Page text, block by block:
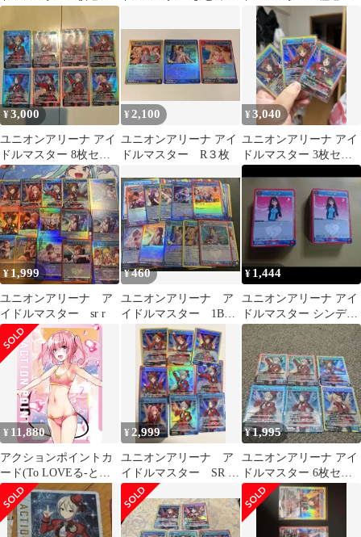
ト
¥3,000
ユニオンアリーナ アイ
ドルマスター 8枚セッ
ト
¥ 2,100
ユニオンアリーナ アイ
ドルマスター R３枚
¥3,040
ユニオンアリーナ アイ
ドルマスター 3枚セッ
ト
¥1,999
ユニオンアリーナ ア
イドルマスター sr r
¥460
ユニオンアリーナ ア
イドルマスター 1BOX
R以下まとめ売り
¥ 1,444
ユニオンアリーナ アイ
ドルマスター シンデレ
ラガールズ 開封済み2
個
¥ 11,880
アクションポイントカ
ード(To LOVEる-とら
ぶる-)(){}〈TLR-1-
AP07〉[To LOVEる-と
らぶる- Memory of
Heroines【UA45BT】]
¥ 2,999
ユニオンアリーナ ア
イドルマスター SR 9
種 セット
¥1,995
ユニオンアリーナ アイ
ドルマスター 6枚セッ
ト